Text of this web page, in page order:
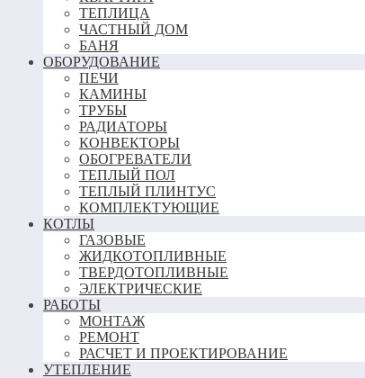
ТЕПЛИЦА
ЧАСТНЫЙ ДОМ
БАНЯ
ОБОРУДОВАНИЕ
ПЕЧИ
КАМИНЫ
ТРУБЫ
РАДИАТОРЫ
КОНВЕКТОРЫ
ОБОГРЕВАТЕЛИ
ТЕПЛЫЙ ПОЛ
ТЕПЛЫЙ ПЛИНТУС
КОМПЛЕКТУЮЩИЕ
КОТЛЫ
ГАЗОВЫЕ
ЖИДКОТОПЛИВНЫЕ
ТВЕРДОТОПЛИВНЫЕ
ЭЛЕКТРИЧЕСКИЕ
РАБОТЫ
МОНТАЖ
РЕМОНТ
РАСЧЕТ И ПРОЕКТИРОВАНИЕ
УТЕПЛЕНИЕ